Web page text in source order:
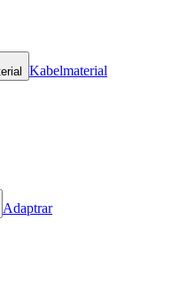
Kabelmaterial
Adaptrar